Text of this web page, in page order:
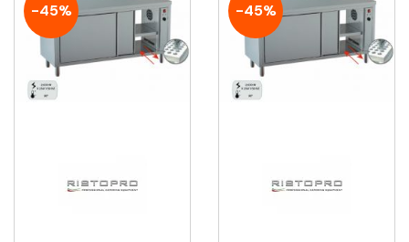
-45% -45%